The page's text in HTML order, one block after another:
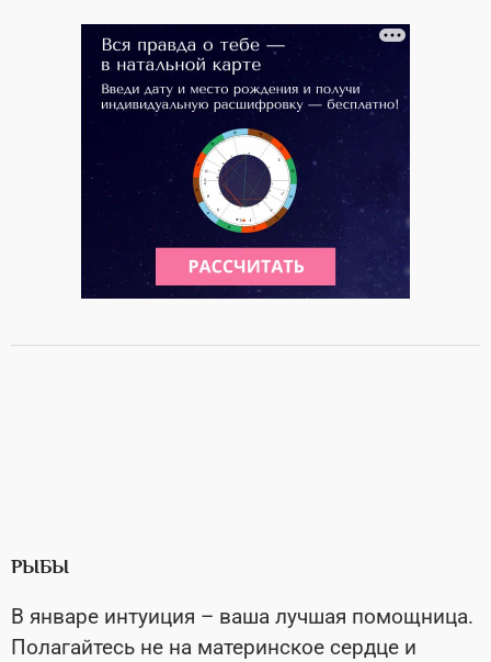
РЫБЫ
В январе интуиция – ваша лучшая помощница.
Полагайтесь не на материнское сердце и